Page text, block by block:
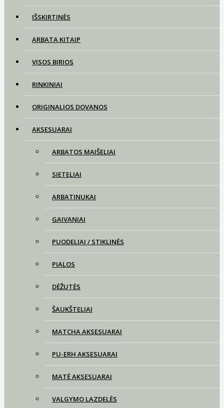
IŠSKIRTINĖS
ARBATA KITAIP
VISOS BIRIOS
RINKINIAI
ORIGINALIOS DOVANOS
AKSESUARAI
ARBATOS MAIŠELIAI
SIETELIAI
ARBATINUKAI
GAIVANIAI
PUODELIAI / STIKLINĖS
PIALOS
DĖŽUTĖS
ŠAUKŠTELIAI
MATCHA AKSESUARAI
PU-ERH AKSESUARAI
MATĖ AKSESUARAI
VALGYMO LAZDELĖS